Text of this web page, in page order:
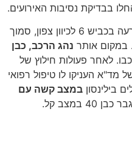
בבדיקת נסיבות האירועים.
בתאונה שאירעה בכביש 6 לכיוון צפון, סמוך
במקום אותר נהג הרכב, כבן
לאחר פעולות חילוץ של
מד"א העניקו לו טיפול רפואי
בילינסון במצב קשה עם
במצב קל.